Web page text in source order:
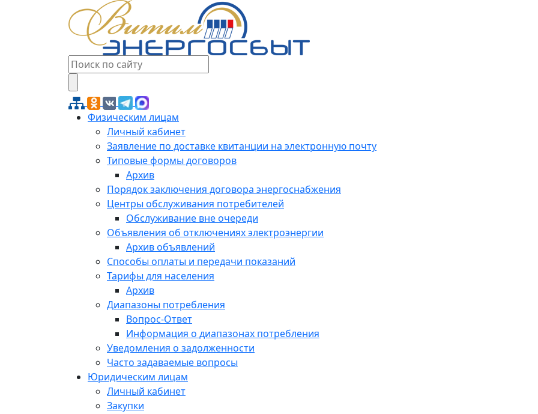
Физическим лицам
Личный кабинет
Заявление по доставке квитанции на электронную почту
Типовые формы договоров
Архив
Порядок заключения договора энергоснабжения
Центры обслуживания потребителей
Обслуживание вне очереди
Объявления об отключениях электроэнергии
Архив объявлений
Способы оплаты и передачи показаний
Тарифы для населения
Архив
Диапазоны потребления
Вопрос-Ответ
Информация о диапазонах потребления
Уведомления о задолженности
Часто задаваемые вопросы
Юридическим лицам
Личный кабинет
Закупки